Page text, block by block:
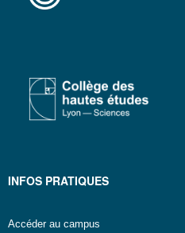
INFOS PRATIQUES
Accéder au campus